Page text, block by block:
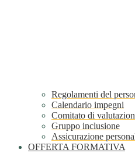
Regolamenti del
Calendario impegni
Comitato di
Gruppo inclusione
Assicurazione
OFFERTA FORMATIVA